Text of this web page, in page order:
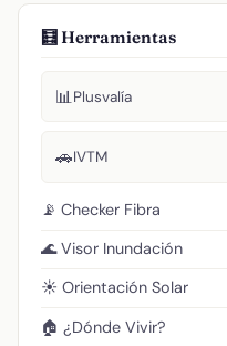
🧮 Herramientas
📊Plusvalía
🚗IVTM
📡 Checker Fibra
🌊 Visor Inundación
☀️ Orientación Solar
🏠 ¿Dónde Vivir?